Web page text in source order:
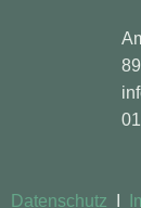
Datenschutz